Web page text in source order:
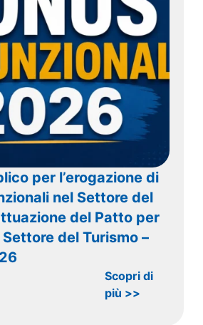
per l’erogazione di
nel Settore del
del Patto per
del Turismo –
Scopri di
più >>